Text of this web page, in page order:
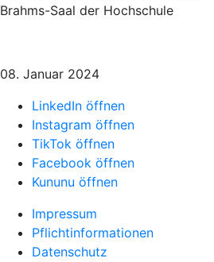
Brahms-Saal der Hochschule
08. Januar 2024
LinkedIn öffnen
Instagram öffnen
TikTok öffnen
Facebook öffnen
Kununu öffnen
Impressum
Pflichtinformationen
Datenschutz